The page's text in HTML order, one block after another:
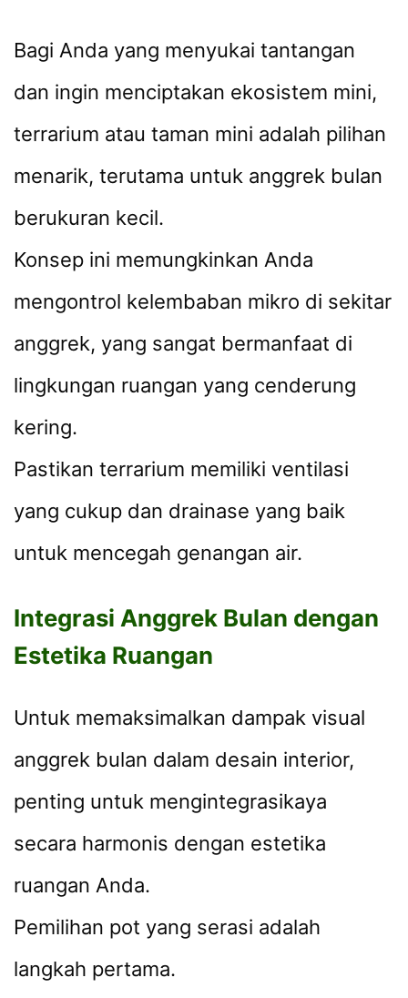
Bagi Anda yang menyukai tantangan
dan ingin menciptakan ekosistem mini,
terrarium atau taman mini adalah pilihan
menarik, terutama untuk anggrek bulan
berukuran kecil.
Konsep ini memungkinkan Anda
mengontrol kelembaban mikro di sekitar
anggrek, yang sangat bermanfaat di
lingkungan ruangan yang cenderung
kering.
Pastikan terrarium memiliki ventilasi
yang cukup dan drainase yang baik
untuk mencegah genangan air.
Integrasi Anggrek Bulan dengan
Estetika Ruangan
Untuk memaksimalkan dampak visual
anggrek bulan dalam desain interior,
penting untuk mengintegrasikaya
secara harmonis dengan estetika
ruangan Anda.
Pemilihan pot yang serasi adalah
langkah pertama.